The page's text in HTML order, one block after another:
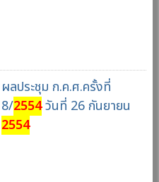
ผลประชุม ก.ค.ศ.ครั้งที่
8/2554วันที่ 26 กันยายน
2554